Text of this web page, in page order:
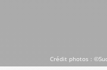
Crédit photos :